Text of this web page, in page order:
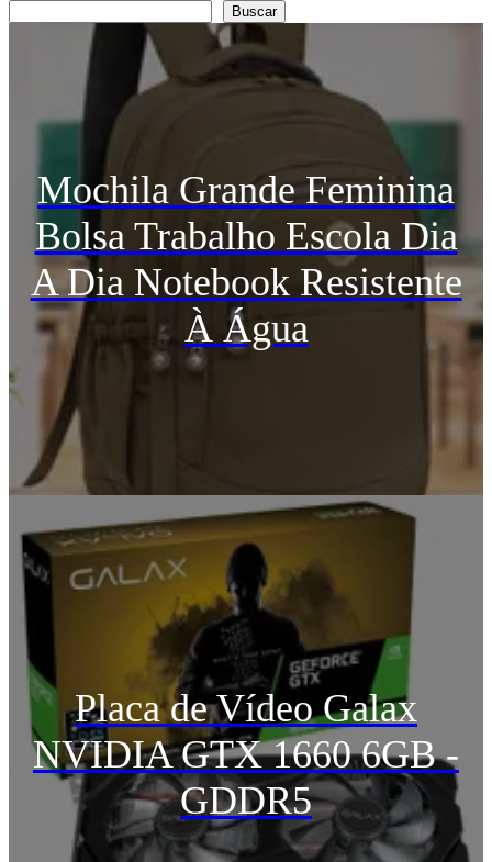
Buscar
Mochila Grande Feminina
Bolsa Trabalho Escola Dia
A Dia Notebook Resistente
À Água
Placa de Vídeo Galax
NVIDIA GTX 1660 6GB -
GDDR5